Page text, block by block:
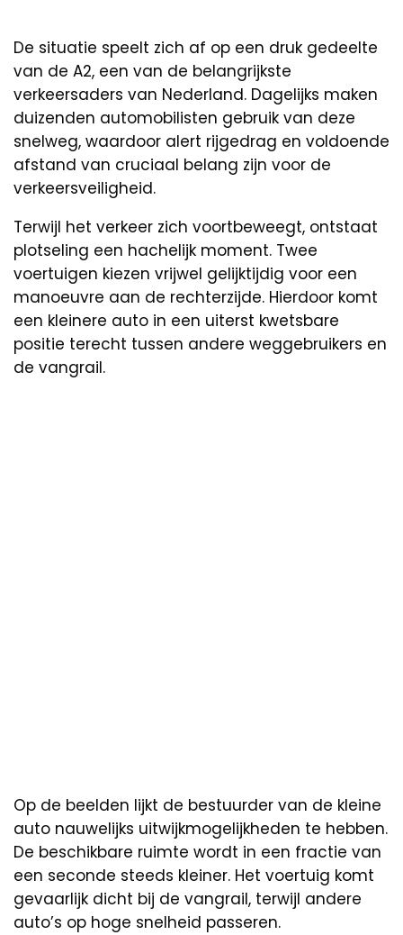
De situatie speelt zich af op een druk gedeelte
van de A2, een van de belangrijkste
verkeersaders van Nederland. Dagelijks maken
duizenden automobilisten gebruik van deze
snelweg, waardoor alert rijgedrag en voldoende
afstand van cruciaal belang zijn voor de
verkeersveiligheid.
Terwijl het verkeer zich voortbeweegt, ontstaat
plotseling een hachelijk moment. Twee
voertuigen kiezen vrijwel gelijktijdig voor een
manoeuvre aan de rechterzijde. Hierdoor komt
een kleinere auto in een uiterst kwetsbare
positie terecht tussen andere weggebruikers en
de vangrail.
Op de beelden lijkt de bestuurder van de kleine
auto nauwelijks uitwijkmogelijkheden te hebben.
De beschikbare ruimte wordt in een fractie van
een seconde steeds kleiner. Het voertuig komt
gevaarlijk dicht bij de vangrail, terwijl andere
auto’s op hoge snelheid passeren.